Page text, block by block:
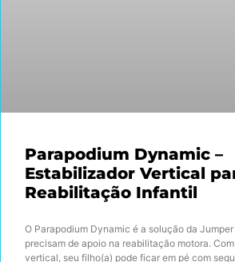
Parapodium Dynamic –
Estabilizador Vertical
Reabilitação Infantil
O Parapodium Dynamic é a solução da
precisam de apoio na reabilitação motora.
vertical, seu filho(a) pode ficar em pé com